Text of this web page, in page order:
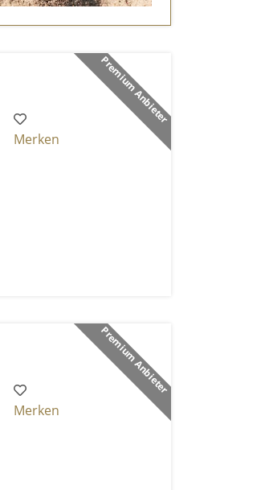
Premium Anbieter
Merken
Premium Anbieter
Merken